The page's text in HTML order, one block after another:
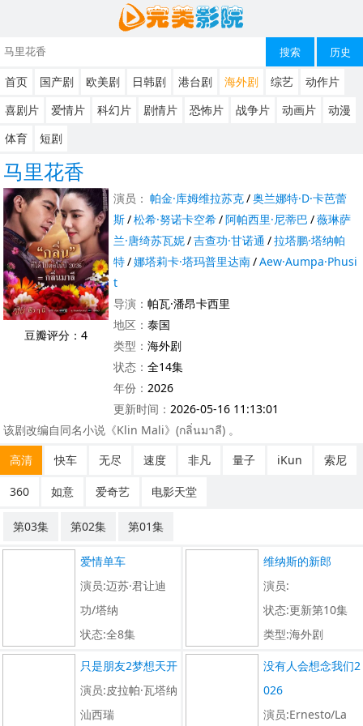
搜索 历史
首页 国产剧 欧美剧 日韩剧 港台剧 海外剧 综艺
动作片
喜剧片
爱情片 科幻片 剧情片 恐怖片 战争片 动画片
动漫
体育
短剧
马里花香
豆瓣评分：4
演员： 帕金·库姆维拉苏克/奥兰娜特·D·卡芭蕾
斯/松希·努诺卡空希/阿帕西里·尼蒂巴 /薇琳萨
兰·唐绮苏瓦妮/吉查功·甘诺通 /拉塔鹏·塔纳帕
特/娜塔莉卡·塔玛普里达南/Aew·Aumpa·Phusi
t
导演： 帕瓦·潘昂卡西里
地区： 泰国
类型： 海外剧
状态： 全14集
年份： 2026
更新时间： 2026-05-16 11:13:01
该剧改编自同名小说《Klin Mali》(กลิ่นมาลี) 。
高清
快车 无尽 速度 非凡 量子 iKun 索尼
360 如意 爱奇艺 电影天堂
第03集 第02集 第01集
爱情单车
演员:迈苏·君让迪
功/塔纳
状态:全8集
类型:海外剧
维纳斯的新郎
演员:
状态:更新第10集
类型:海外剧
只是朋友2梦想天开
演员:皮拉帕·瓦塔纳
汕西瑞
没有人会想念我们2
026
演员:Ernesto/La